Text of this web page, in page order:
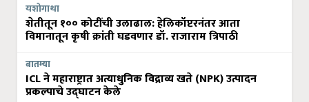
यशोगाथा
शेतीतून १०० कोटींची उलाढाल: हेलिकॉप्टरनंतर आता
विमानातून कृषी क्रांती घडवणार डॉ. राजाराम त्रिपाठी
बातम्या
ICL ने महाराष्ट्रात अत्याधुनिक विद्राव्य खते (NPK) उत्पादन
प्रकल्पाचे उद्घाटन केले